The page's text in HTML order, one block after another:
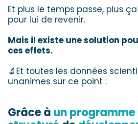
Et plus le temps passe, plus
pour lui de revenir.
Mais il existe une solution
ces effets.
🔬Et toutes les données
unanimes sur ce point :
Grâce à un programme